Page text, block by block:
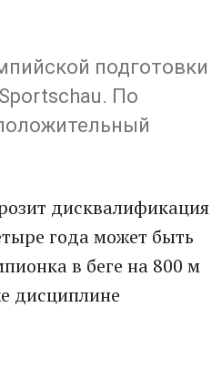
подготовки
По
дисквалификация
года может быть
в беге на 800 м
дисциплине